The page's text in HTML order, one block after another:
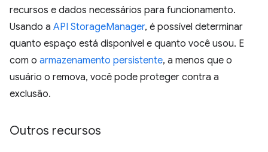
recursos e dados necessários para funcionamento.
Usando a API StorageManager, é possível determinar
quanto espaço está disponível e quanto você usou. E
com o armazenamento persistente, a menos que o
usuário o remova, você pode proteger contra a
exclusão.
Outros recursos